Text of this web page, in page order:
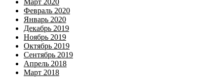
Март 2020
Февраль 2020
Январь 2020
Декабрь 2019
Ноябрь 2019
Октябрь 2019
Сентябрь 2019
Апрель 2018
Март 2018